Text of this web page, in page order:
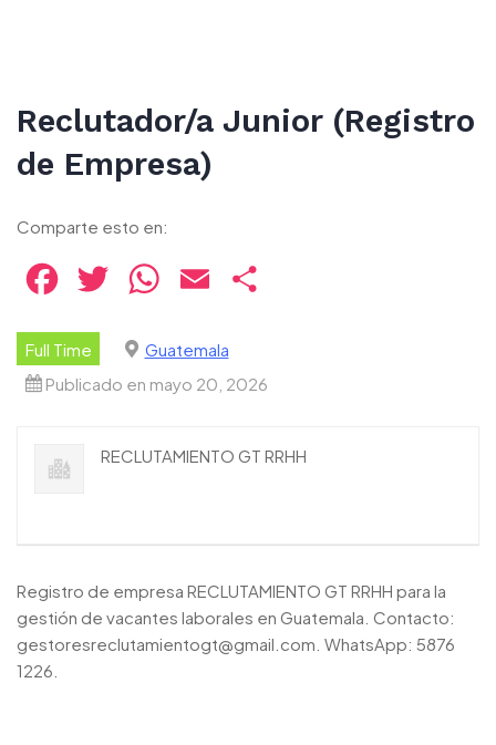
Reclutador/a Junior (Registro
de Empresa)
Comparte esto en:
Facebook
Twitter WhatsApp
Email
Full Time
Guatemala
Publicado en mayo 20, 2026
RECLUTAMIENTO GT RRHH
Registro de empresa RECLUTAMIENTO GT RRHH para la
gestión de vacantes laborales en Guatemala. Contacto:
gestoresreclutamientogt@gmail.com. WhatsApp: 5876
1226.